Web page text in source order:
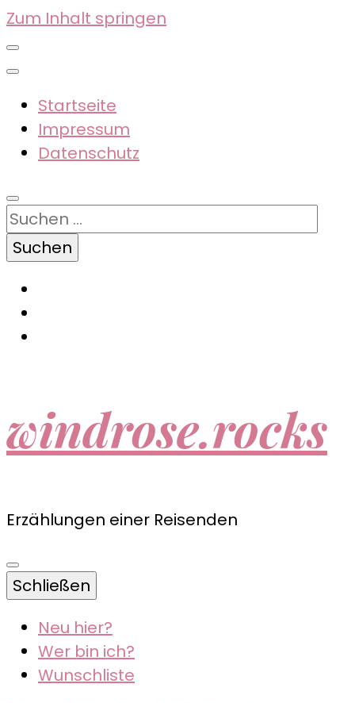
Zum Inhalt springen
Startseite
Impressum
Datenschutz
Suchen
nach:
windrose.rocks
Erzählungen einer Reisenden
Schließen
Neu hier?
Wer bin ich?
Wunschliste